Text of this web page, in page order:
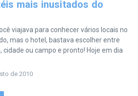
mais inusitados do
viajava para conhecer vários locais no
mas o hotel, bastava escolher entre
cidade ou campo e pronto! Hoje em dia
de 2010